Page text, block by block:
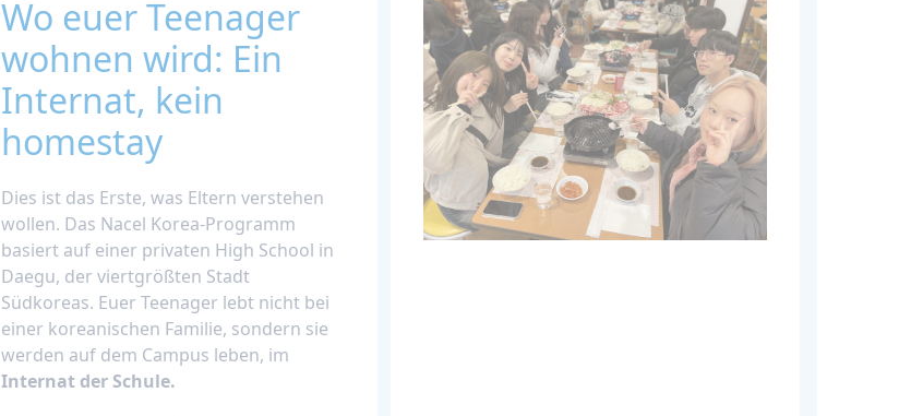
Wo euer Teenager
wohnen wird: Ein
Internat, kein
homestay
Dies ist das Erste, was Eltern verstehen
wollen. Das Nacel Korea-Programm
basiert auf einer privaten High School in
Daegu, der viertgrößten Stadt
Südkoreas. Euer Teenager lebt nicht bei
einer koreanischen Familie, sondern sie
werden auf dem Campus leben, im
Internat der Schule.